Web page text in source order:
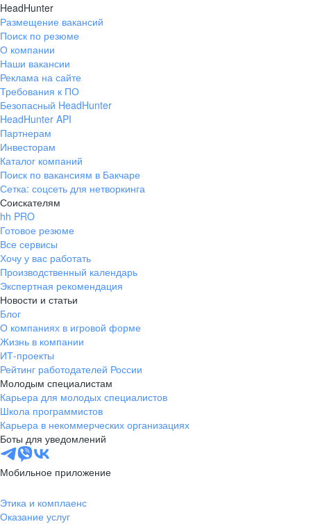
HeadHunter
Размещение вакансий
Поиск по резюме
О компании
Наши вакансии
Реклама на сайте
Требования к ПО
Безопасный HeadHunter
HeadHunter API
Партнерам
Инвесторам
Каталог компаний
Поиск по вакансиям в Бакчаре
Сетка: соцсеть для нетворкинга
Соискателям
hh PRO
Готовое резюме
Все сервисы
Хочу у вас работать
Производственный календарь
Экспертная рекомендация
Новости и статьи
Блог
О компаниях в игровой форме
Жизнь в компании
ИТ-проекты
Рейтинг работодателей России
Молодым специалистам
Карьера для молодых специалистов
Школа программистов
Карьера в некоммерческих организациях
Боты для уведомлений
Мобильное приложение
Этика и комплаенс
Оказание услуг